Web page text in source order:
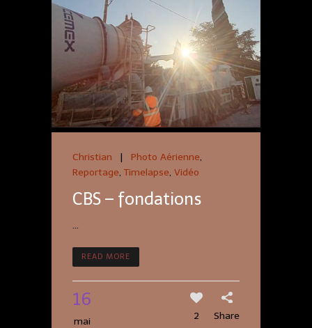
Christian | Photo Aérienne,
Reportage, Timelapse, Vidéo
CBS – fondations
...
READ MORE
16
mai 2 Share